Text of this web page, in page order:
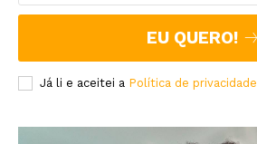
EU QUERO!
Já li e aceitei a Política de privacidade